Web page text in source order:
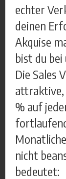
echter
deinen
Akquise
bist du
Die Sales
attraktive,
% auf
nicht
bedeutet: